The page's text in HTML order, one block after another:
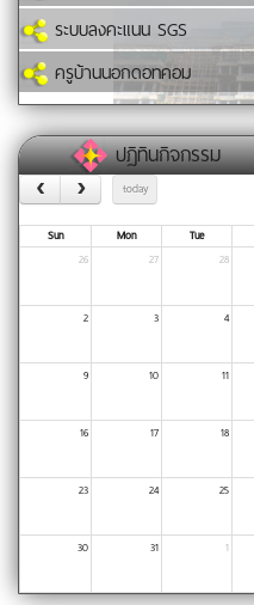
ระบบลงคะแนน SGS
ครูบ้านนอกดอทคอม
ปฏิทินกิจกรรม
today
Sun Mon Tue
26
27 28
2 3 4
9 10 11
16 17 18
23 24 25
30 31 1